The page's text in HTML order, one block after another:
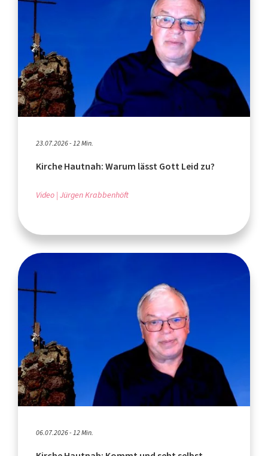
23.07.2026 - 12 Min.
Kirche Hautnah: Warum lässt Gott Leid zu?
Video Jürgen Krabbenhöft
06.07.2026 - 12 Min.